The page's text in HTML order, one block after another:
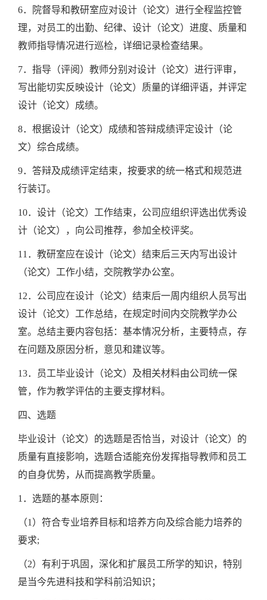
6．院督导和教研室应对设计（论文）进行全程监控管
理，对员工的出勤、纪律、设计（论文）进度、质量和
教师指导情况进行巡检，详细记录检查结果。
7．指导（评阅）教师分别对设计（论文）进行评审，
写出能切实反映设计（论文）质量的详细评语，并评定
设计（论文）成绩。
8．根据设计（论文）成绩和答辩成绩评定设计（论
文）综合成绩。
9．答辩及成绩评定结束，按要求的统一格式和规范进
行装订。
10．设计（论文）工作结束，公司应组织评选出优秀设
计（论文），向公司推荐，参加全校评奖。
11．教研室应在设计（论文）结束后三天内写出设计
（论文）工作小结，交院教学办公室。
12．公司应在设计（论文）结束后一周内组织人员写出
设计（论文）工作总结，在规定时间内交院教学办公
室。总结主要内容包括：基本情况分析，主要特点，存
在问题及原因分析，意见和建议等。
13．员工毕业设计（论文）及相关材料由公司统一保
管，作为教学评估的主要支撑材料。
四、选题
毕业设计（论文）的选题是否恰当，对设计（论文）的
质量有直接影响，选题合适能充份发挥指导教师和员工
的自身优势，从而提高教学质量。
1．选题的基本原则：
（1）符合专业培养目标和培养方向及综合能力培养的
要求;
（2）有利于巩固，深化和扩展员工所学的知识，特别
是当今先进科技和学科前沿知识；